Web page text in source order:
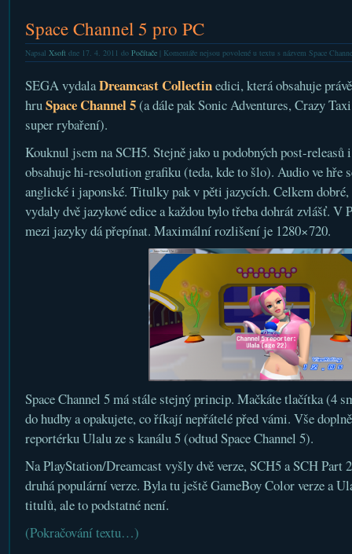
Space Channel 5 pro PC
Napsal Xsoftdne 17. 4. 2011 do Počítače| Komentáře nejsou povolenéu textu s názvem Space
SEGA vydalaDreamcast Collectinedici, která obsahuje
hruSpace Channel 5(a dále pak Sonic Adventures, Crazy
super rybaření).
Kouknul jsem na SCH5. Stejně jako u podobných post-releasů
obsahuje hi-resolution grafiku (teda, kde to šlo). Audio ve hře
anglické i japonské. Titulky pak v pěti jazycích. Celkem dobré,
vydaly dvě jazykové edice a každou bylo třeba dohrát zvlášť. V
mezi jazyky dá přepínat. Maximální rozlišení je 1280×720.
Space Channel 5 má stále stejný princip. Mačkáte tlačítka (4
do hudby a opakujete, co říkají nepřátelé před vámi. Vše
reportérku Ulalu ze s kanálu 5 (odtud Space Channel 5).
Na PlayStation/Dreamcast vyšly dvě verze, SCH5 a SCH Part
druhá populární verze. Byla tu ještě GameBoy Color verze a
titulů, ale to podstatné není.
(Pokračování textu…)